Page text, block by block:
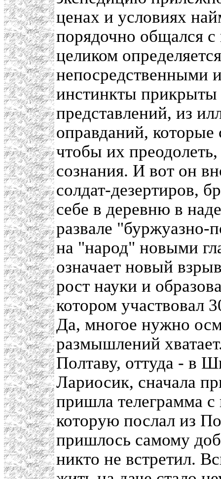
ценах и условиях
порядочно общался
целиком
непосредственными
инстинкты прикрыты
представлений, из
оправданий,
чтобы их
сознания. И вот он
солдат-дезертиров,
себе в деревню в
развале "буржуазно-
на "народ" новыми
означает новый
рост науки и
котором участвовал
Да, многое нужно
размышлений
Полтаву, оттуда - в
Лариосик, сначала
пришла телеграмма
которую послал из
пришлось самому
никто не встретил.